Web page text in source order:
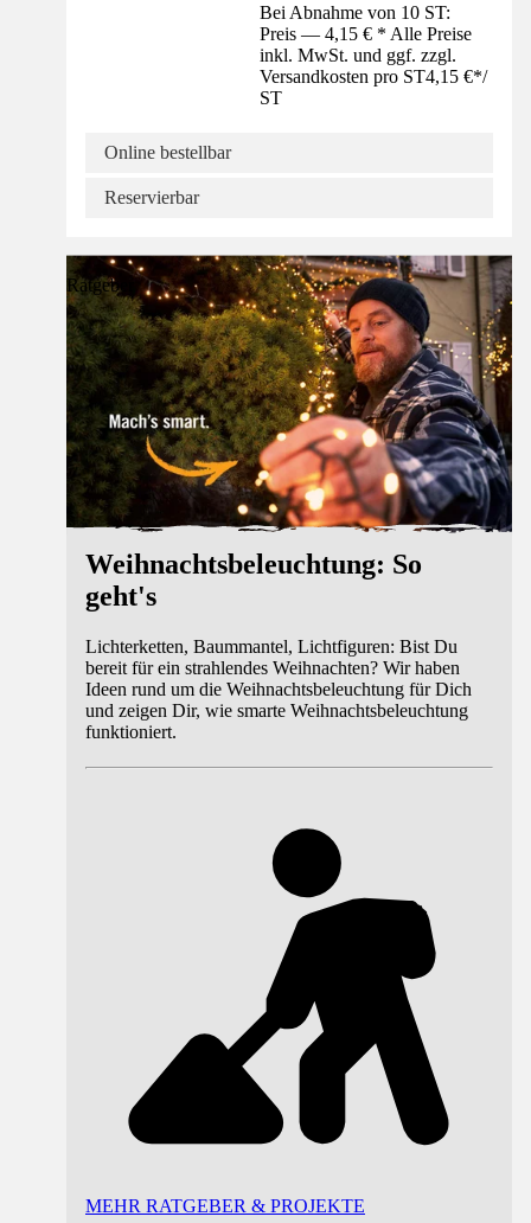
Bei Abnahme von 10 ST:
Preis — 4,15 € * Alle Preise
inkl. MwSt. und ggf. zzgl.
Versandkosten pro ST4,15 €*/
ST
Online bestellbar
Reservierbar
Ratgeber
Weihnachtsbeleuchtung: So
geht's
Lichterketten, Baummantel, Lichtfiguren: Bist Du
bereit für ein strahlendes Weihnachten? Wir haben
Ideen rund um die Weihnachtsbeleuchtung für Dich
und zeigen Dir, wie smarte Weihnachtsbeleuchtung
funktioniert.
MEHR RATGEBER & PROJEKTE